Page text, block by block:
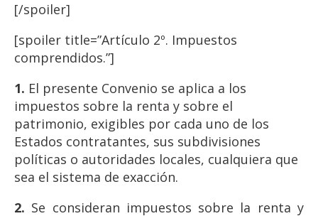
[/spoiler]
[spoiler title=”Artículo 2º. Impuestos
comprendidos.”]
1. El presente Convenio se aplica a los
impuestos sobre la renta y sobre el
patrimonio, exigibles por cada uno de los
Estados contratantes, sus subdivisiones
políticas o autoridades locales, cualquiera que
sea el sistema de exacción.
2. Se consideran impuestos sobre la renta y